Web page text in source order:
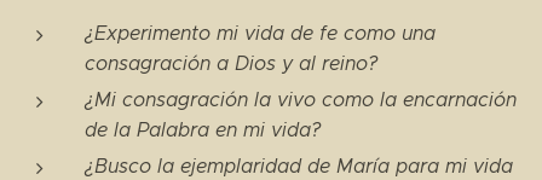
¿Experimento mi vida de fe como una
consagración a Dios y al reino?
¿Mi consagración la vivo como la encarnación
de la Palabra en mi vida?
¿Busco la ejemplaridad de María para mi vida